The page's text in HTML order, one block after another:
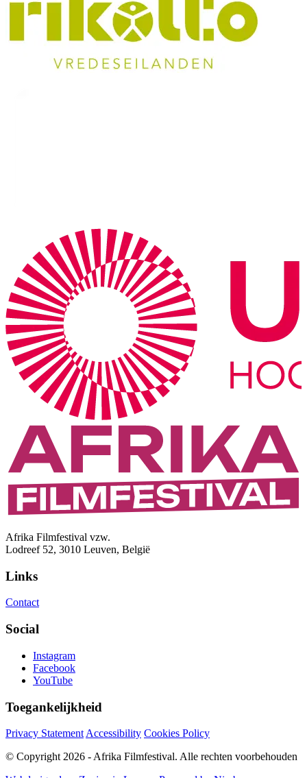
Afrika Filmfestival vzw.
Lodreef 52, 3010 Leuven, België
Links
Contact
Social
Instagram
Facebook
YouTube
Toegankelijkheid
Privacy Statement Accessibility Cookies Policy
© Copyright 2026 - Afrika Filmfestival. Alle rechten voorbehouden